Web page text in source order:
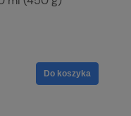
Do koszyka